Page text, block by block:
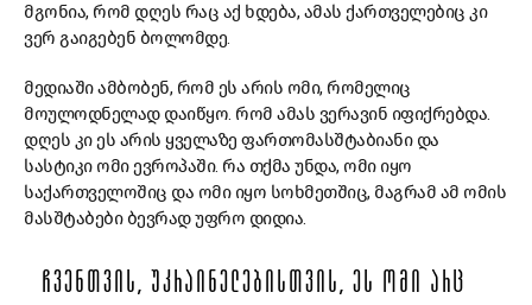
მგონია, რომ დღეს რაც აქ ხდება, ამას ქართველებიც კი
ვერ გაიგებენ ბოლომდე.
მედიაში ამბობენ, რომ ეს არის ომი, რომელიც
მოულოდნელად დაიწყო. რომ ამას ვერავინ იფიქრებდა.
დღეს კი ეს არის ყველაზე ფართომასშტაბიანი და
სასტიკი ომი ევროპაში. რა თქმა უნდა, ომი იყო
საქართველოშიც და ომი იყო სოხმეთშიც, მაგრამ ამ ომის
მასშტაბები ბევრად უფრო დიდია.
ᲩᲕᲔᲜᲗᲕᲘᲡ, ᲣᲙᲠᲐᲘᲜᲔᲚᲔᲑᲘᲡᲗᲕᲘᲡ, ᲔᲡ ᲝᲛᲘ ᲐᲠᲪ